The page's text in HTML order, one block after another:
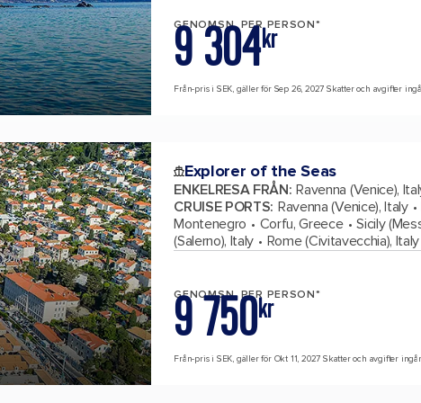
GENOMSN. PER PERSON*
kr
9 304
Från-pris i SEK, gäller för Sep 26, 2027 Skatter och avgifter
Explorer of the Seas
ENKELRESA FRÅN: Ravenna (Venice),
CRUISE PORTS: Ravenna (Venice), Italy
Montenegro
Corfu, Greece Sicily
(Salerno), Italy
Rome (Civitavecchia), Italy
GENOMSN. PER PERSON*
kr
9 750
Från-pris i SEK, gäller för Okt 11, 2027 Skatter och avgifter